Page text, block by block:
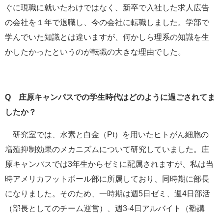
ぐに現職に就いたわけではなく、新卒で入社した求人広告
の会社を１年で退職し、今の会社に転職しました。学部で
学んでいた知識とは違いますが、何かしら理系の知識を生
かしたかったというのが転職の大きな理由でした。
Q 庄原キャンパスでの学生時代はどのように過ごされてま
したか？
研究室では、水素と白金（Pt）を用いたヒトがん細胞の
増殖抑制効果のメカニズムについて研究していました。庄
原キャンパスでは3年生からゼミに配属されますが、私は当
時アメリカフットボール部に所属しており、同時期に部長
になりました。そのため、一時期は週5日ゼミ、週4日部活
（部長としてのチーム運営）、週3-4日アルバイト（塾講